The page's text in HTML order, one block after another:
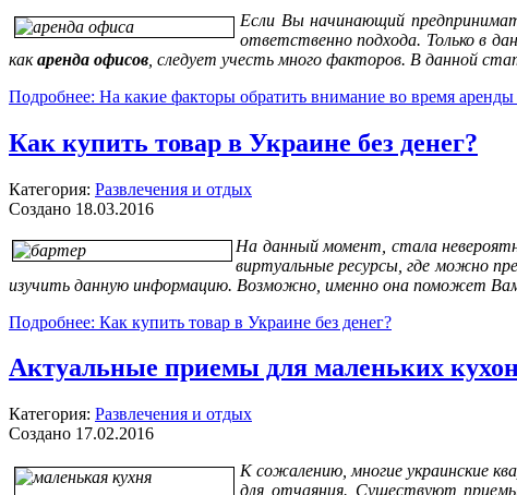
Если Вы начинающий
ответственно подхода. Только в
какаренда офисов , следует учесть много факторов. В данной
Подробнее: На какие факторы обратить внимание во время аренды
Как купить товар в Украине без денег?
Категория: Развлечения и отдых
Создано 18.03.2016
На данный момент, стала
виртуальные ресурсы, где можно
изучить данную информацию. Возможно, именно она поможет Вам
Подробнее: Как купить товар в Украине без денег?
Актуальные приемы для маленьких
Категория: Развлечения и отдых
Создано 17.02.2016
К сожалению, многие украинские
для отчаяния. Существуют